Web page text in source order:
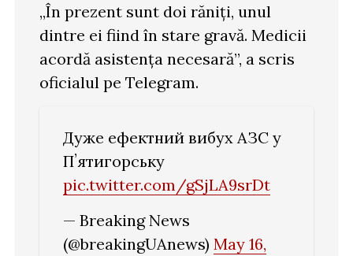
„În prezent sunt doi răniți, unul
dintre ei fiind în stare gravă. Medicii
acordă asistența necesară”, a scris
oficialul pe Telegram.
Дуже ефектний вибух АЗС у
Пʼятигорську
pic.twitter.com/gSjLA9srDt
— Breaking News
(@breakingUAnews) May 16,